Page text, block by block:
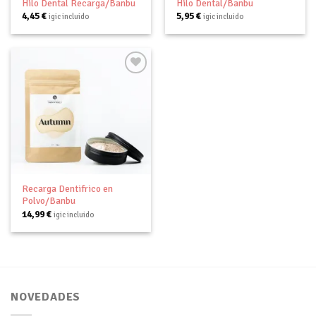
Hilo Dental Recarga/Banbu
4,45€ igic incluido
Hilo Dental/Banbu
5,95€ igic incluido
deseos
Recarga Dentifrico en
Polvo/Banbu
14,99€ igic incluido
NOVEDADES